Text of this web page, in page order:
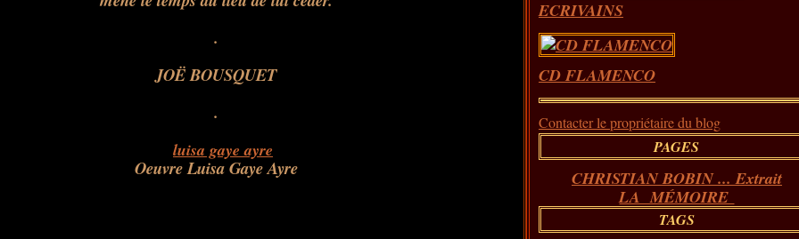
.
JOË BOUSQUET
.
Oeuvre Luisa Gaye Ayre
ECRIVAINS
CD FLAMENCO
Contacter le propriétaire du blog
PAGES
CHRISTIAN BOBIN ... Extrait
LA MÉMOIRE
TAGS